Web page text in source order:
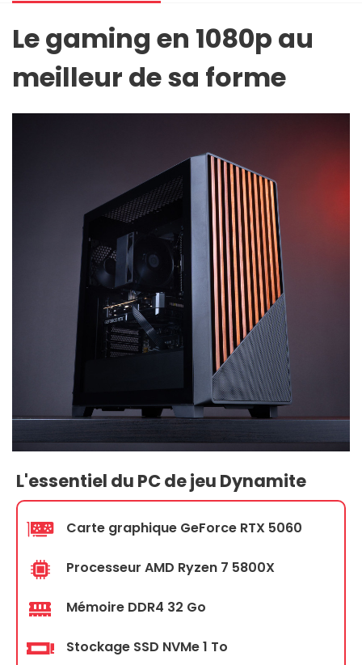
Le gaming en 1080p au
meilleur de sa forme
L'essentiel du PC de jeu Dynamite
Carte graphique GeForce RTX 5060
Processeur AMD Ryzen 7 5800X
Mémoire DDR4 32 Go
Stockage SSD NVMe 1 To